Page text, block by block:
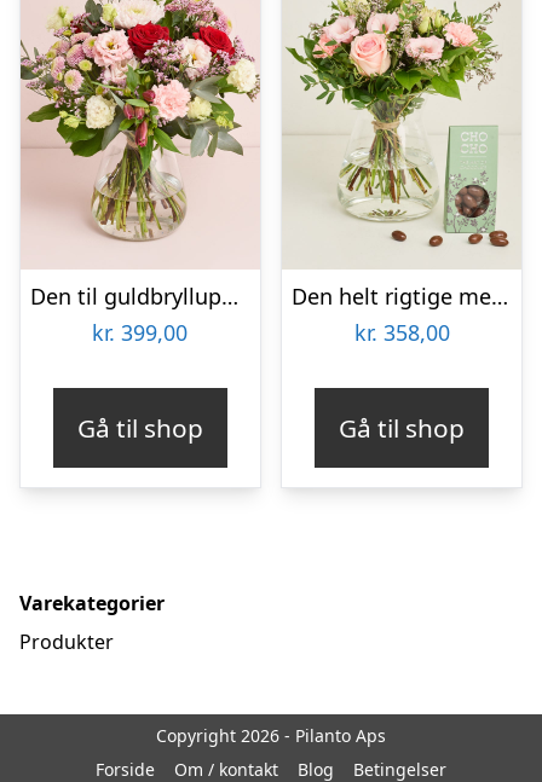
Den til guldbrylluppet
kr. 399,00
Gå til shop
Den helt rigtige med flødechokolade mandler
kr. 358,00
Gå til shop
Varekategorier
Produkter
Copyright 2026 - Pilanto Aps
Forside
Om / kontakt Blog Betingelser